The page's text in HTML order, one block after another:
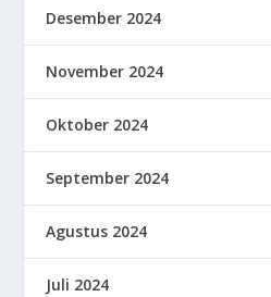
Desember 2024
November 2024
Oktober 2024
September 2024
Agustus 2024
Juli 2024